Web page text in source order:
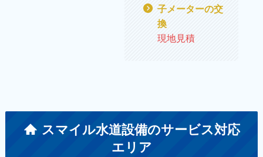
子メーターの交
換
現地見積
スマイル水道設備のサービス対応
エリア